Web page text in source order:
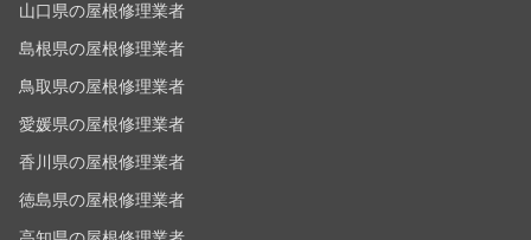
山口県の屋根修理業者
島根県の屋根修理業者
鳥取県の屋根修理業者
愛媛県の屋根修理業者
香川県の屋根修理業者
徳島県の屋根修理業者